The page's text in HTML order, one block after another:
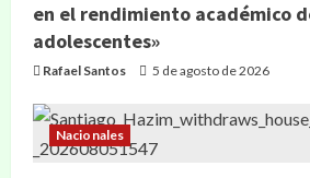
en el rendimiento académico
adolescentes»
Rafael Santos 5 de agosto de 2026
Nacionales